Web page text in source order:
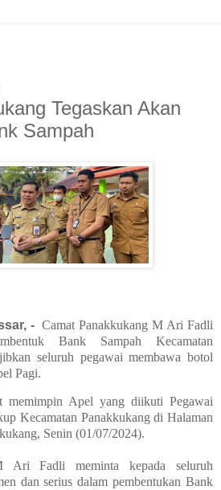
Tegaskan Akan
Sampah
- Camat Panakkukang M Ari Fadli
Bank Sampah Kecamatan
seluruh pegawai membawa botol
Pagi.
memimpin Apel yang diikuti Pegawai
Kecamatan Panakkukang di Halaman
Senin (01/07/2024).
Ari Fadli meminta kepada seluruh
dan serius dalam pembentukan Bank